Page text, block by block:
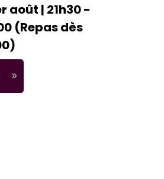
août | 21h30 -
(Repas dès